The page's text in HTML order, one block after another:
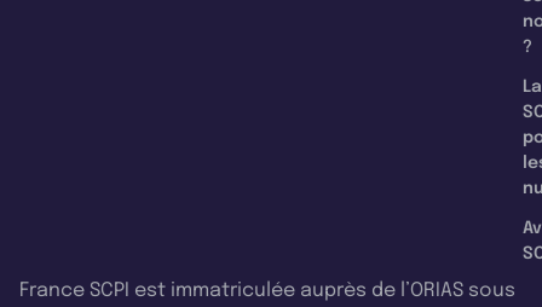
?
La
France SCPI est immatriculée auprès de l’ORIAS sous